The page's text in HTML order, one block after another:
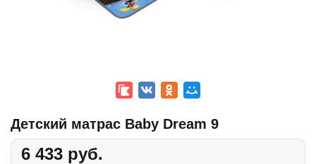
Детский матрас Baby Dream 9
6 433 руб.